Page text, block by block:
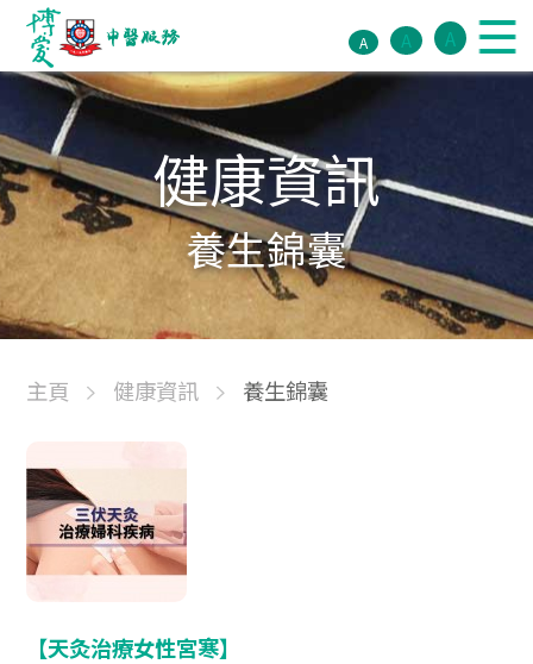
A A A
健康資訊
養生錦囊
主頁 健康資訊 養生錦囊
【天灸治療女性宮寒】​ ​